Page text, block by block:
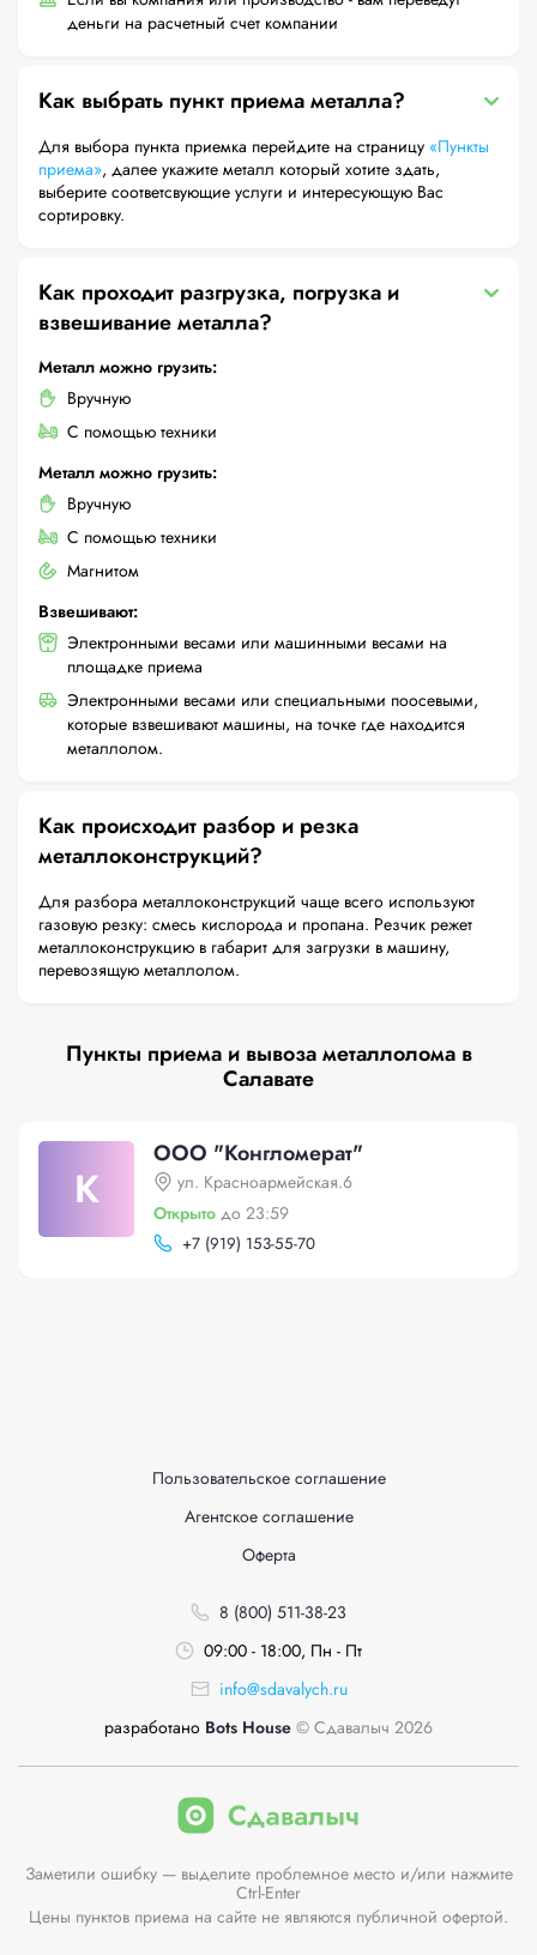
деньги на расчетный счет компании
Как выбрать пункт приема металла?
Для выбора пункта приемка перейдите на страницу «Пункты
приема», далее укажите металл который хотите здать,
выберите соответсвующие услуги и интересующую Вас
сортировку.
Как проходит разгрузка, погрузка и
взвешивание металла?
Металл можно грузить:
Вручную
С помощью техники
Металл можно грузить:
Вручную
С помощью техники
Магнитом
Взвешивают:
Электронными весами или машинными весами на
площадке приема
Электронными весами или специальными поосевыми,
которые взвешивают машины, на точке где находится
металлолом.
Как происходит разбор и резка
металлоконструкций?
Для разбора металлоконструкций чаще всего используют
газовую резку: смесь кислорода и пропана. Резчик режет
металлоконструкцию в габарит для загрузки в машину,
перевозящую металлолом.
Пункты приема и вывоза металлолома в
Салавате
К
ООО "Конгломерат"
ул. Красноармейская.6
Открыто до 23:59
+7 (919) 153-55-70
Пользовательское соглашение
Агентское соглашение
Оферта
8 (800) 511-38-23
09:00 - 18:00, Пн - Пт
info@sdavalych.ru
разработано Bots House © Сдавалыч 2026
Заметили ошибку — выделите проблемное место и/или нажмите
Ctrl-Enter
Цены пунктов приема на сайте не являются публичной офертой.